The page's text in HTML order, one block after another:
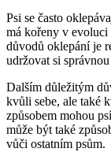
Psi se často
má kořeny v
důvodů oklepání je
udržovat si
Dalším důležitým
kvůli sebe, ale také
způsobem mohou
může být také
vůči ostatním psům.